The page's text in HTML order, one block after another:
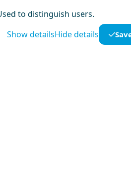
to distinguish users.
Show detailsHide details